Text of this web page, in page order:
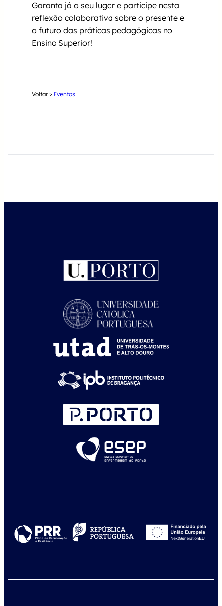
Garanta já o seu lugar e participe nesta
reflexão colaborativa sobre o presente e
o futuro das práticas pedagógicas no
Ensino Superior!
Voltar > Eventos